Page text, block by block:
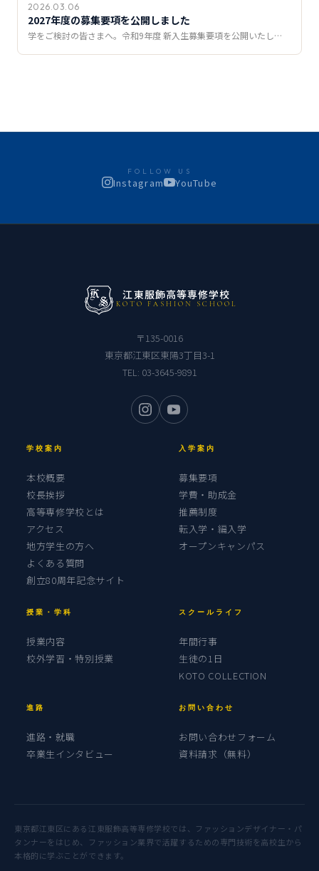
2026.03.06
2027年度の募集要項を公開しました
学をご検討の皆さまへ。令和9年度 新入生募集要項を公開いたし…
FOLLOW US
Instagram YouTube
江東服飾高等専修学校
KOTO FASHION SCHOOL
〒135-0016
東京都江東区東陽3丁目3-1
TEL: 03-3645-9891
学校案内
本校概要
校長挨拶
高等専修学校とは
アクセス
地方学生の方へ
よくある質問
創立80周年記念サイト
入学案内
募集要項
学費・助成金
推薦制度
転入学・編入学
オープンキャンパス
授業・学科
授業内容
校外学習・特別授業
スクールライフ
年間行事
生徒の1日
KOTO COLLECTION
進路
進路・就職
卒業生インタビュー
お問い合わせ
お問い合わせフォーム
資料請求（無料）
東京都江東区にある江東服飾高等専修学校では、ファッションデザイナー・パ
タンナーをはじめ、ファッション業界で活躍するための専門技術を高校生から
本格的に学ぶことができます。